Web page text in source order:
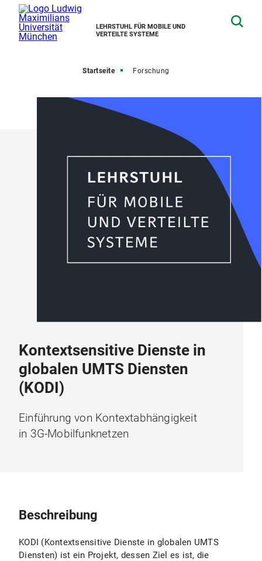
LEHRSTUHL FÜR MOBILE UND
VERTEILTE SYSTEME
Startseite Forschung
Kontextsensitive Dienste in
globalen UMTS Diensten
(KODI)
Einführung von Kontextabhängigkeit
in 3G-Mobilfunknetzen
Beschreibung
KODI (Kontextsensitive Dienste in globalen UMTS
Diensten) ist ein Projekt, dessen Ziel es ist, die